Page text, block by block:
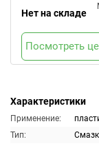
Характеристики
Применение:
Тип:
Нет на складе
Посмотреть